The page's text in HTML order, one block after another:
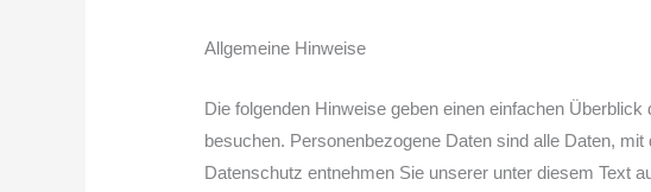
Allgemeine Hinweise
Die folgenden Hinweise geben einen einfachen
besuchen. Personenbezogene Daten sind alle Daten,
Datenschutz entnehmen Sie unserer unter diesem Text